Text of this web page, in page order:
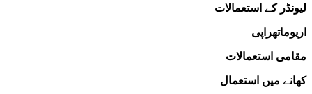
لیونڈر کے استعمالات
اریوماتھراپی
مقامی استعمالات
کھانے میں استعمال